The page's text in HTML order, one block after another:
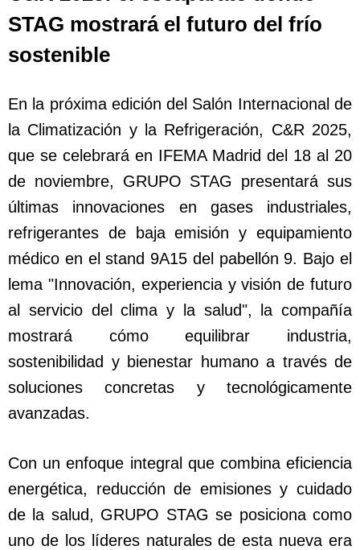
STAG mostrará el futuro del frío
sostenible
En la próxima edición del Salón Internacional de
la Climatización y la Refrigeración, C&R 2025,
que se celebrará en IFEMA Madrid del 18 al 20
de noviembre, GRUPO STAG presentará sus
últimas innovaciones en gases industriales,
refrigerantes de baja emisión y equipamiento
médico en el stand 9A15 del pabellón 9. Bajo el
lema "Innovación, experiencia y visión de futuro
al servicio del clima y la salud", la compañía
mostrará cómo equilibrar industria,
sostenibilidad y bienestar humano a través de
soluciones concretas y tecnológicamente
avanzadas.
Con un enfoque integral que combina eficiencia
energética, reducción de emisiones y cuidado
de la salud, GRUPO STAG se posiciona como
uno de los líderes naturales de esta nueva era